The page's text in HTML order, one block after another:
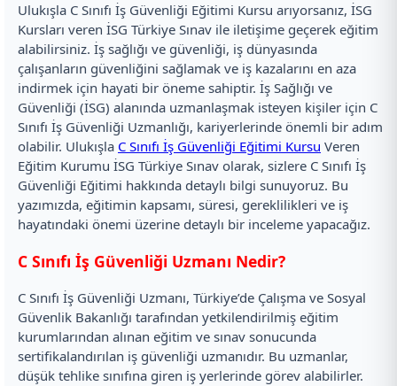
Ulukışla C Sınıfı İş Güvenliği Eğitimi Kursu arıyorsanız, İSG
Kursları veren İSG Türkiye Sınav ile iletişime geçerek eğitim
alabilirsiniz. İş sağlığı ve güvenliği, iş dünyasında
çalışanların güvenliğini sağlamak ve iş kazalarını en aza
indirmek için hayati bir öneme sahiptir. İş Sağlığı ve
Güvenliği (İSG) alanında uzmanlaşmak isteyen kişiler için C
Sınıfı İş Güvenliği Uzmanlığı, kariyerlerinde önemli bir adım
olabilir. Ulukışla C Sınıfı İş Güvenliği Eğitimi Kursu Veren
Eğitim Kurumu İSG Türkiye Sınav olarak, sizlere C Sınıfı İş
Güvenliği Eğitimi hakkında detaylı bilgi sunuyoruz. Bu
yazımızda, eğitimin kapsamı, süresi, gereklilikleri ve iş
hayatındaki önemi üzerine detaylı bir inceleme yapacağız.
C Sınıfı İş Güvenliği Uzmanı Nedir?
C Sınıfı İş Güvenliği Uzmanı, Türkiye’de Çalışma ve Sosyal
Güvenlik Bakanlığı tarafından yetkilendirilmiş eğitim
kurumlarından alınan eğitim ve sınav sonucunda
sertifikalandırılan iş güvenliği uzmanıdır. Bu uzmanlar,
düşük tehlike sınıfına giren iş yerlerinde görev alabilirler.